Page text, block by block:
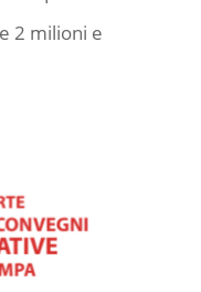
2 milioni e